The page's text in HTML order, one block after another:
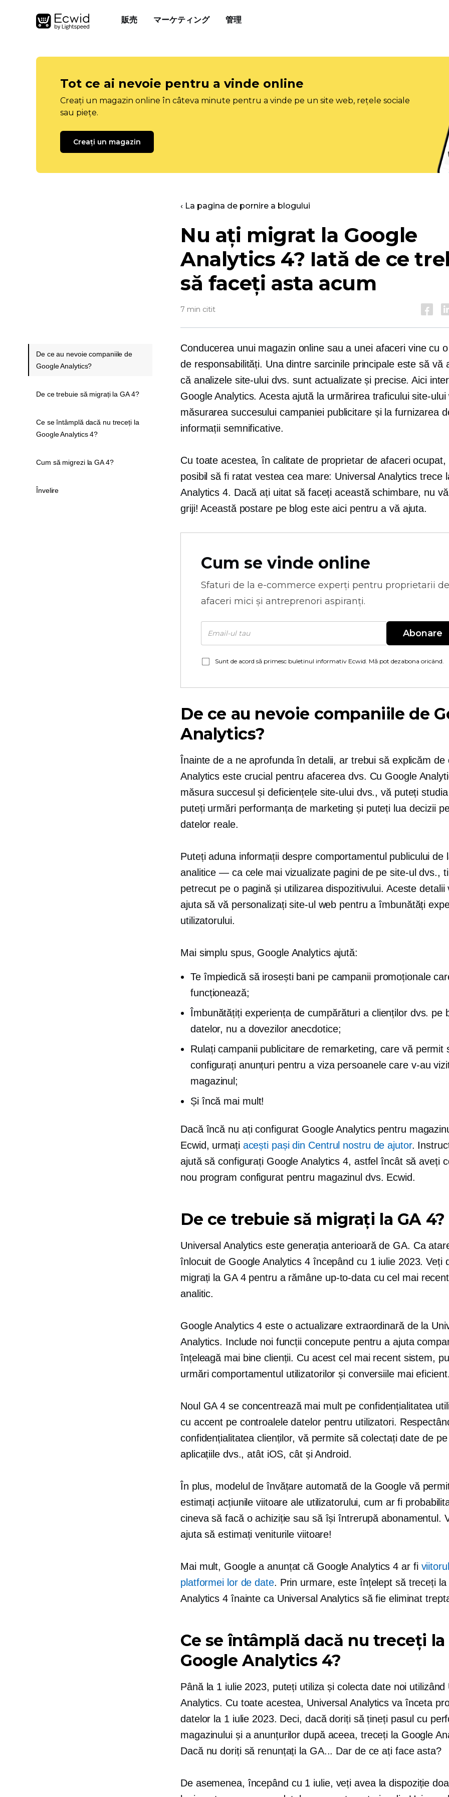
販売 マーケティング 管理
Tot ce ai nevoie pentru a vinde online
Creați un magazin online în câteva minute pentru a vinde pe un site web, rețele sociale
sau piețe.
Creați un magazin
‹ La pagina de pornire a blogului
Nu ați migrat la Google
Analytics 4? Iată de ce
să faceți asta acum
7 min citit
Conducerea unui magazin online sau a unei afaceri vine cu
de responsabilități. Una dintre sarcinile principale este să vă
că analizele site-ului dvs. sunt actualizate și precise. Aici
Google Analytics. Acesta ajută la urmărirea traficului site-ului
măsurarea succesului campaniei publicitare și la furnizarea
informații semnificative.
Cu toate acestea, în calitate de proprietar de afaceri ocupat,
posibil să fi ratat vestea cea mare: Universal Analytics trece
Analytics 4. Dacă ați uitat să faceți această schimbare, nu
griji! Această postare pe blog este aici pentru a vă ajuta.
Cum se vinde online
Sfaturi de la e-commerce experți pentru proprietarii de
afaceri mici și antreprenori aspiranți.
Abonare
Sunt de acord să primesc buletinul informativ Ecwid. Mă pot dezabona oricând.
De ce au nevoie companiile de
Analytics?
Înainte de a ne aprofunda în detalii, ar trebui să explicăm de
Analytics este crucial pentru afacerea dvs. Cu Google
măsura succesul și deficiențele site-ului dvs., vă puteți
puteți urmări performanța de marketing și puteți lua decizii
datelor reale.
Puteți aduna informații despre comportamentul publicului de
analitice — cacele mai vizualizate pagini de pe site-ul dvs.,
petrecut pe o pagină și utilizarea dispozitivului. Aceste detalii
ajuta să vă personalizați site-ul web pentru a îmbunătăți
utilizatorului.
Mai simplu spus, Google Analytics ajută:
Te împiedică să irosești bani pe campanii promoționale
funcționează;
Îmbunătățiți experiența de cumpărături a clienților dvs. pe
datelor, nu a dovezilor anecdotice;
Rulați campanii publicitare de remarketing, care vă permit
configurați anunțuri pentru a viza persoanele care v-au
magazinul;
Și încă mai mult!
Dacă încă nu ați configurat Google Analytics pentru
Ecwid, urmați acești pași din Centrul nostru de ajutor.
ajută să configurați Google Analytics 4, astfel încât să aveți
nou program configurat pentru magazinul dvs. Ecwid.
De ce trebuie să migrați la GA 4?
Universal Analytics este generația anterioară de GA. Ca
înlocuit de Google Analytics 4 începând cu 1 iulie 2023. Veți
migrați la GA 4 pentru a rămâne up-to-datacu cel mai
analitic.
Google Analytics 4 este o actualizare extraordinară de la
Analytics. Include noi funcții concepute pentru a ajuta
înțeleagă mai bine clienții. Cu acest cel mai recent sistem,
urmări comportamentul utilizatorilor și conversiile mai eficient.
Noul GA 4 se concentrează mai mult pe confidențialitatea
cu accent pe controalele datelor pentru utilizatori.
confidențialitatea clienților, vă permite să colectați date de
aplicațiile dvs., atât iOS, cât și Android.
În plus, modelul de învățare automată de la Google vă
estimați acțiunile viitoare ale utilizatorului, cum ar fi
cineva să facă o achiziție sau să își întrerupă abonamentul.
ajuta să estimați veniturile viitoare!
Mai mult, Google a anunțat că Google Analytics 4 ar fi viitorul
platformei lor de date. Prin urmare, este înțelept să treceți la
Analytics 4 înainte ca Universal Analytics să fie eliminat
Ce se întâmplă dacă nu treceți la
Google Analytics 4?
Până la 1 iulie 2023, puteți utiliza și colecta date noi utilizând
Analytics. Cu toate acestea, Universal Analytics va înceta
datelor la 1 iulie 2023. Deci, dacă doriți să țineți pasul cu
magazinului și a anunțurilor după aceea, treceți la Google
Dacă nu doriți să renunțați la GA... Dar de ce ați face asta?
De asemenea, începând cu 1 iulie, veți avea la dispoziție
De ce au nevoie companiile de
Google Analytics?
De ce trebuie să migrați la GA 4?
Ce se întâmplă dacă nu treceți la
Google Analytics 4?
Cum să migrezi la GA 4?
Învelire